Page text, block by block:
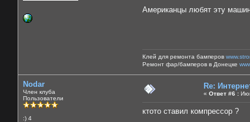
Американцы любят эту
Клей для ремонта бамперов
Ремонт фар/бамперов в Донецке
Nodar
Член клуба
Пользователи
:) 4
Re:
« Ответ #6 :
ктото ставил компрессор ?